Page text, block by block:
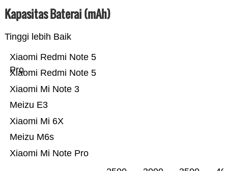
Kapasitas Baterai (mAh)
Tinggi lebih Baik
Xiaomi Mi Note Pro
Meizu M6s
Xiaomi Mi 6X
Meizu E3
Xiaomi Mi Note 3
Xiaomi Redmi Note 5
Xiaomi Redmi Note 5
Pro